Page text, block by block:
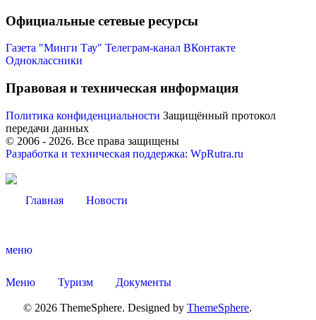
Официальные сетевые ресурсы
Газета "Минги Тау" Телеграм-канал ВКонтакте
Одноклассники
Правовая и техническая информация
Политика конфиденциальности Защищённый протокол
передачи данных
© 2006 - 2026. Все права защищены
Разработка и техническая поддержка: WpRutra.ru
Главная Новости
меню
Меню Туризм Документы
© 2026 ThemeSphere. Designed by ThemeSphere.
Администрация
Туризм